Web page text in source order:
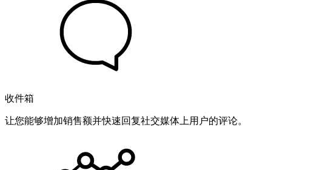
收件箱
让您能够增加销售额并快速回复社交媒体上用户的评论。